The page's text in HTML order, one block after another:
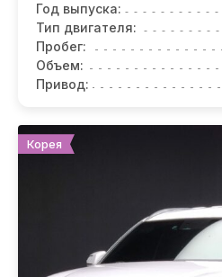
Год выпуска:
Тип двигателя:
Пробег:
Объем:
Привод:
Корея